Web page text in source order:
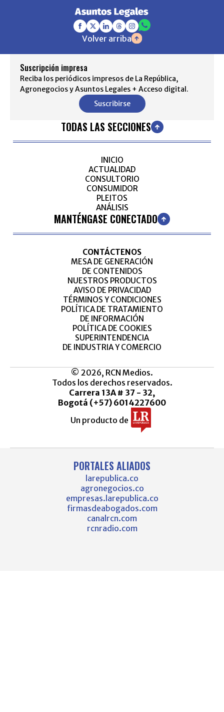
Volver arriba
Suscripción impresa
Reciba los periódicos impresos de La República,
Agronegocios y Asuntos Legales + Acceso digital.
Suscribirse
TODAS LAS SECCIONES
INICIO
ACTUALIDAD
CONSULTORIO
CONSUMIDOR
PLEITOS
ANÁLISIS
MANTÉNGASE CONECTADO
CONTÁCTENOS
MESA DE GENERACIÓN
DE CONTENIDOS
NUESTROS PRODUCTOS
AVISO DE PRIVACIDAD
TÉRMINOS Y CONDICIONES
POLÍTICA DE TRATAMIENTO
DE INFORMACIÓN
POLÍTICA DE COOKIES
SUPERINTENDENCIA
DE INDUSTRIA Y COMERCIO
© 2026, RCN Medios.
Todos los derechos reservados.
Carrera 13A # 37 - 32,
Bogotá (+57) 6014227600
Un producto de
PORTALES ALIADOS
larepublica.co
agronegocios.co
empresas.larepublica.co
firmasdeabogados.com
canalrcn.com
rcnradio.com